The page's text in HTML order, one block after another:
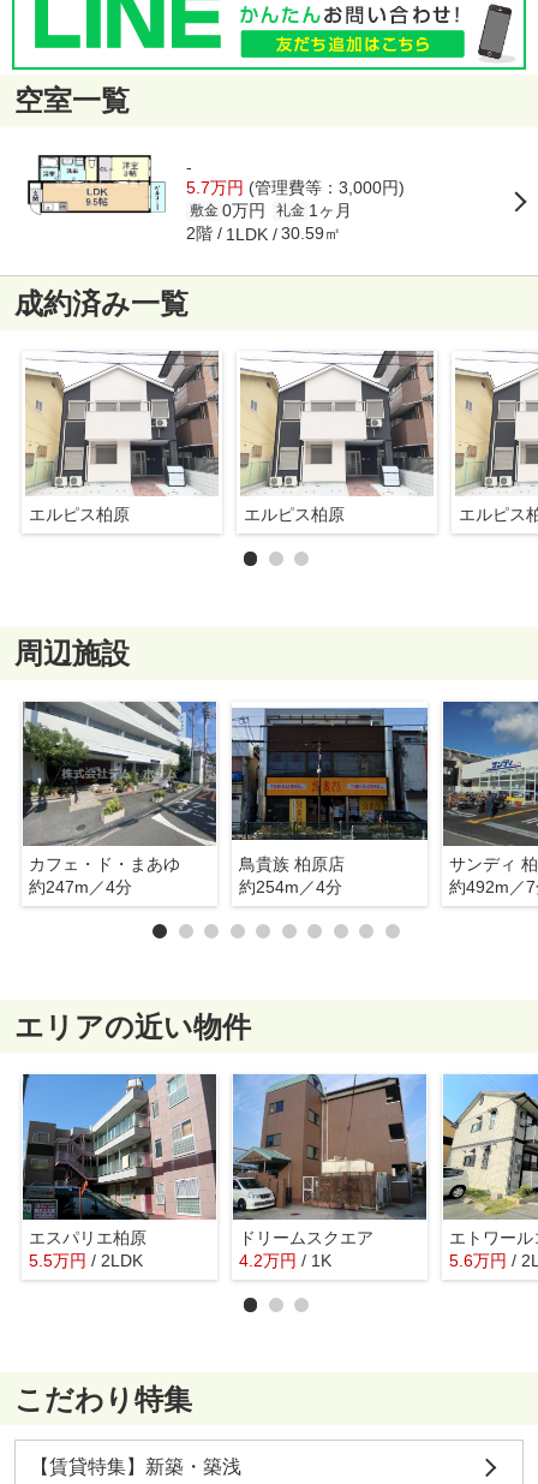
空室一覧
-
5.7万円 (管理費等：3,000円)
敷金 0万円 礼金 1ヶ月
2階 1LDK 30.59㎡
成約済み一覧
エルピス柏原 エルピス柏原 エルピス
周辺施設
カフェ・ド・まあゆ
約247m／4分
鳥貴族 柏原店
約254m／4分
サンディ
約492m／
エリアの近い物件
エスパリエ柏原
5.5万円 / 2LDK
ドリームスクエア
4.2万円 / 1K
エトワー
5.6万円 /
こだわり特集
【賃貸特集】新築・築浅